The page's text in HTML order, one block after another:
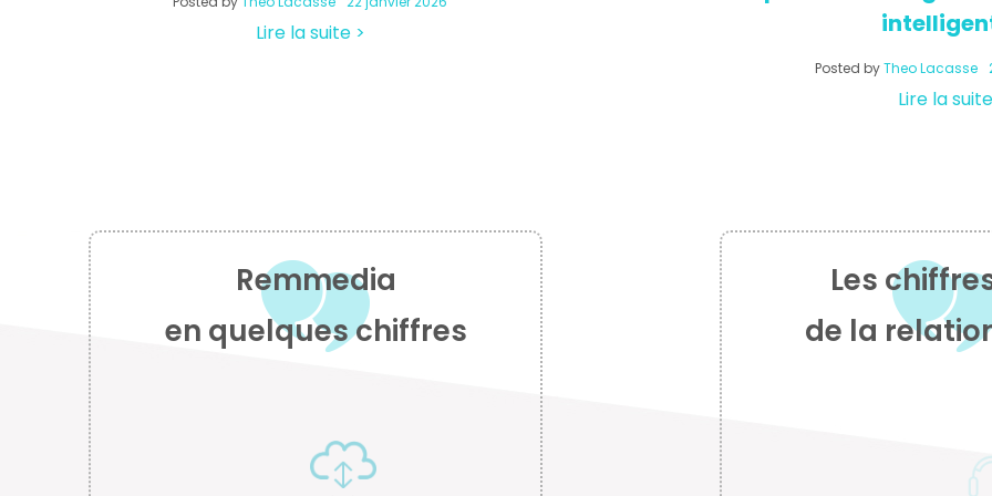
Lire la suite >
Posted byTheo Lacasse
Lire la
Remmedia
en quelques chiffres
Les
de la